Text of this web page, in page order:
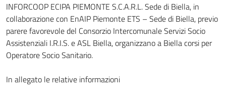
INFORCOOP ECIPA PIEMONTE S.C.A.R.L. Sede di Biella, in
collaborazione con EnAIP Piemonte ETS – Sede di Biella, previo
parere favorevole del Consorzio Intercomunale Servizi Socio
Assistenziali I.R.I.S. e ASL Biella, organizzano a Biella corsi per
Operatore Socio Sanitario.
In allegato le relative informazioni